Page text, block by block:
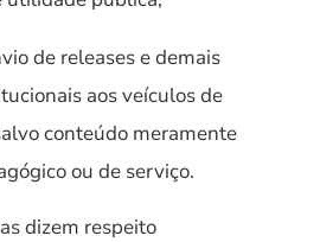
de releases e demais
aos veículos de
conteúdo meramente
ou de serviço.
dizem respeito